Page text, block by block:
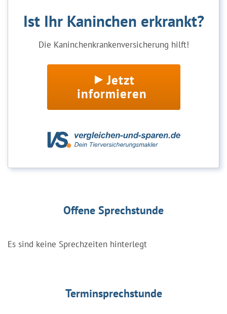
Ist Ihr Kaninchen erkrankt?
Die Kaninchenkrankenversicherung hilft!
Jetzt
informieren
Offene Sprechstunde
Es sind keine Sprechzeiten hinterlegt
Terminsprechstunde